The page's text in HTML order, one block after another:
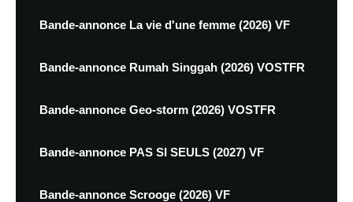
Bande-annonce La vie d'une femme (2026) VF
Bande-annonce Rumah Singgah (2026) VOSTFR
Bande-annonce Geo-storm (2026) VOSTFR
Bande-annonce PAS SI SEULS (2027) VF
Bande-annonce Scrooge (2026) VF